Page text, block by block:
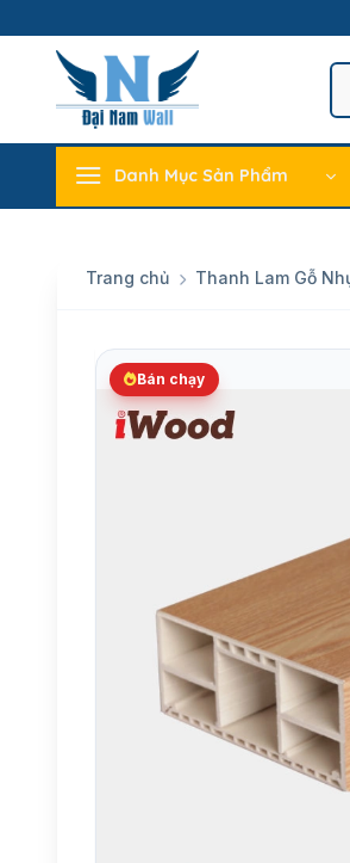
to
content
Danh Mục Sản Phẩm
Trang chủ Thanh Lam Gỗ
Bán chạy